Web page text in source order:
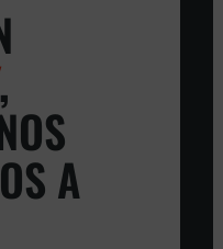
A